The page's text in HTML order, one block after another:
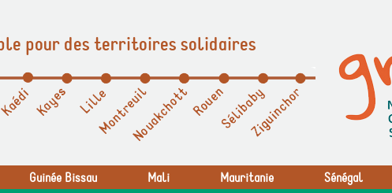
pour des territoires solidaires
Guinée Bissau Mali Mauritanie Sénégal